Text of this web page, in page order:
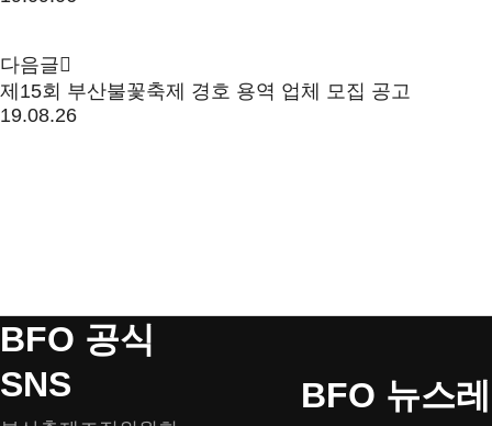
다음글
제15회 부산불꽃축제 경호 용역 업체 모집 공고
19.08.26
BFO 공식
SNS
BFO 뉴스